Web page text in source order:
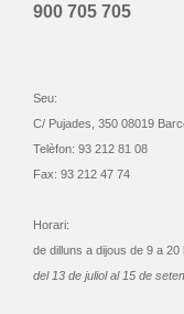
900 705 705
Seu:
C/ Pujades, 350 08019
Telèfon: 93 212 81 08
Fax: 93 212 47 74
Horari:
de dilluns a dijous de 9 a
del 13 de juliol al 15 de